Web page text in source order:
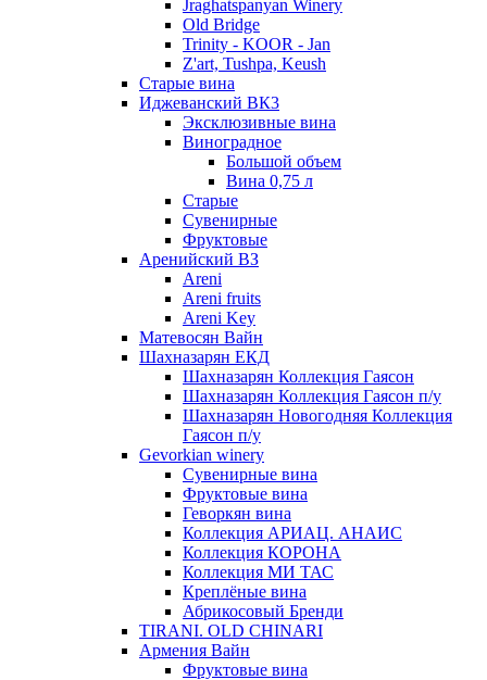
Jraghatspanyan Winery
Old Bridge
Trinity - KOOR - Jan
Z'art, Tushpa, Keush
Старые вина
Иджеванский ВК3
Эксклюзивные вина
Виноградное
Большой объем
Вина 0,75 л
Старые
Сувенирные
Фруктовые
Аренийский ВЗ
Areni
Areni fruits
Areni Key
Матевосян Вайн
Шахназарян ЕКД
Шахназарян Коллекция Гаясон
Шахназарян Коллекция Гаясон п/у
Шахназарян Новогодняя Коллекция
Гаясон п/у
Gevorkian winery
Сувенирные вина
Фруктовые вина
Геворкян вина
Коллекция АРИАЦ. АНАИС
Коллекция КОРОНА
Коллекция МИ ТАС
Креплёные вина
Абрикосовый Бренди
TIRANI. OLD CHINARI
Армения Вайн
Фруктовые вина